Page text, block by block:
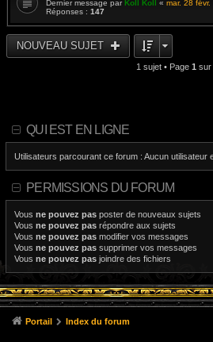
Dernier message parKoll Koll « mar. 28
Réponses : 147
NOUVEAU SUJET
1 sujet • Page 1 sur
QUI EST EN LIGNE
Utilisateurs parcourant ce forum : Aucun utilisateur
PERMISSIONS DU FORUM
Vous ne pouvez pas poster de nouveaux sujets
Vous ne pouvez pas répondre aux sujets
Vous ne pouvez pas modifier vos messages
Vous ne pouvez pas supprimer vos messages
Vous ne pouvez pas joindre des fichiers
Portail Index du forum